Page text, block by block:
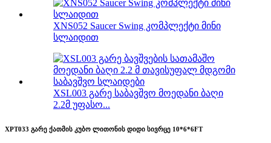
XNS052 Saucer Swing კომპლექტი მინი
სლაიდით
XSL003 გარე საბავშვო მოედანი ბაღი
2.2მ უფასო...
XPT033 გარე ქათმის კუბო ლითონის დიდი სივრცე 10*6*6FT